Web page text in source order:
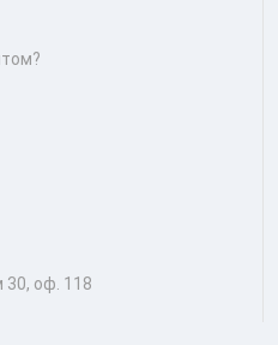
30, оф. 118